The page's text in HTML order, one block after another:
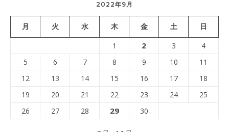
2022年9月
月 火 水 木 金 土 日
1 2 3
4
5
6 7 8 9 10
11
12
13 14 15 16 17
18
19
20 21 22 23 24
25
26
27 28 29 30